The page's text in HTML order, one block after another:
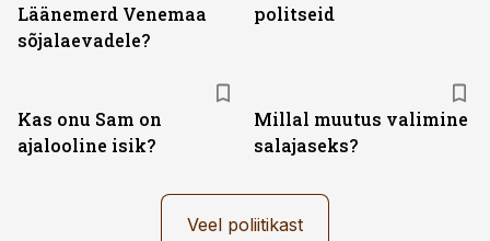
Läänemerd Venemaa
sõjalaevadele?
politseid
Kas onu Sam on
ajalooline isik?
Millal muutus valimine
salajaseks?
Veel poliitikast